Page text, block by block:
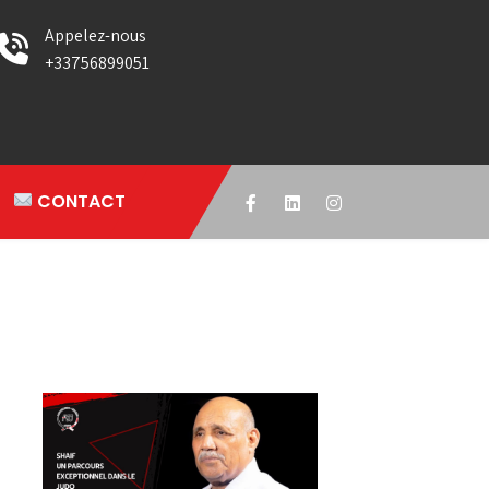
Appelez-nous
+33756899051
CONTACT